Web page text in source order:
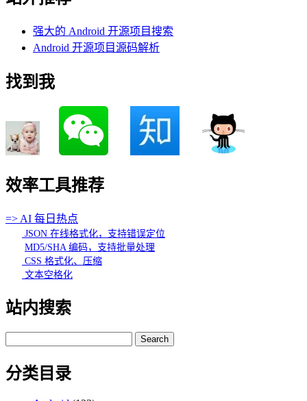
强大的 Android 开源项目搜索
Android 开源项目源码解析
找到我
效率工具推荐
=> AI 每日热点
JSON 在线格式化，支持错误定位
MD5/SHA 编码，支持批量处理
CSS 格式化、压缩
文本空格化
站内搜索
for:
分类目录